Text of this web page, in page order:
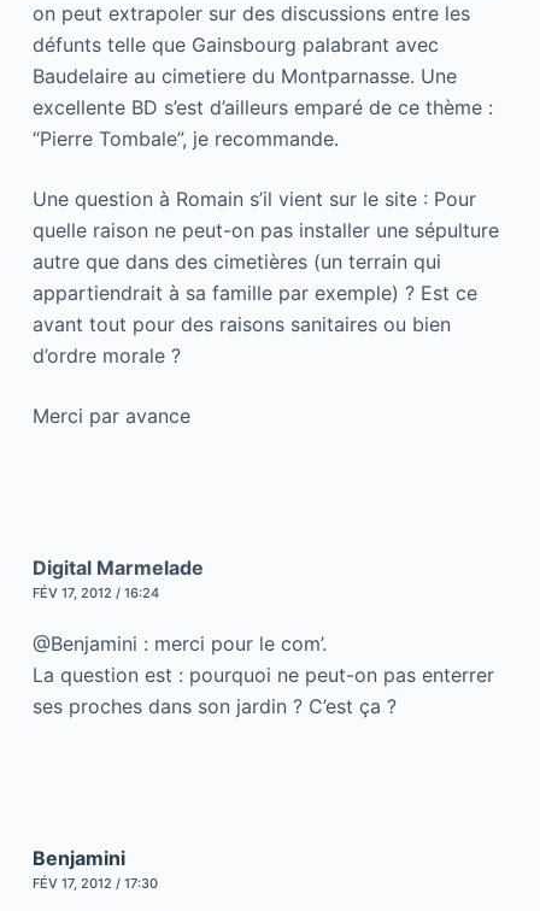
on peut extrapoler sur des discussions entre les
défunts telle que Gainsbourg palabrant avec
Baudelaire au cimetiere du Montparnasse. Une
excellente BD s’est d’ailleurs emparé de ce thème :
“Pierre Tombale”, je recommande.
Une question à Romain s’il vient sur le site : Pour
quelle raison ne peut-on pas installer une sépulture
autre que dans des cimetières (un terrain qui
appartiendrait à sa famille par exemple) ? Est ce
avant tout pour des raisons sanitaires ou bien
d’ordre morale ?
Merci par avance
Digital Marmelade
FÉV 17, 2012 / 16:24
@Benjamini : merci pour le com’.
La question est : pourquoi ne peut-on pas enterrer
ses proches dans son jardin ? C’est ça ?
Benjamini
FÉV 17, 2012 / 17:30